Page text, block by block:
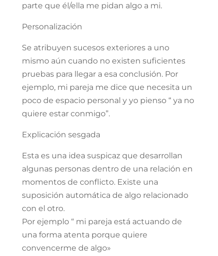
parte que él/ella me pidan algo a mi.
Personalización
Se atribuyen sucesos exteriores a uno
mismo aún cuando no existen suficientes
pruebas para llegar a esa conclusión. Por
ejemplo, mi pareja me dice que necesita un
poco de espacio personal y yo pienso “ ya no
quiere estar conmigo”.
Explicación sesgada
Esta es una idea suspicaz que desarrollan
algunas personas dentro de una relación en
momentos de conflicto. Existe una
suposición automática de algo relacionado
con el otro.
Por ejemplo “ mi pareja está actuando de
una forma atenta porque quiere
convencerme de algo»